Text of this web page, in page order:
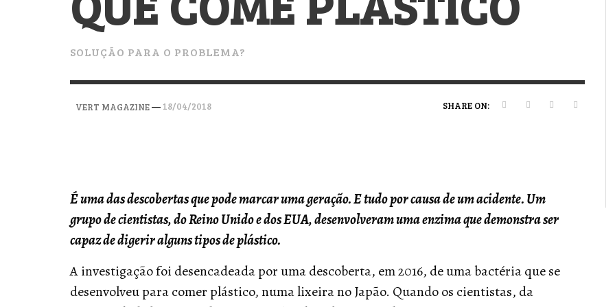
SOLUÇÃO PARA O PROBLEMA?
SHARE ON:
VERT MAGAZINE— 18/04/2018
É uma das descobertas que pode marcar uma geração. E tudo por causa de um acidente. Um
grupo de cientistas, do Reino Unido e dos EUA, desenvolveram uma enzima que demonstra ser
capaz de digerir alguns tipos de plástico.
A investigação foi desencadeada por uma descoberta, em 2016, de uma bactéria que se
desenvolveu para comer plástico, numa lixeira no Japão. Quando os cientistas, da